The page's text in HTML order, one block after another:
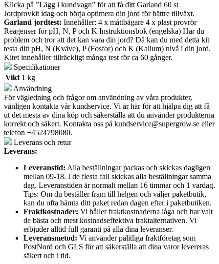
Klicka på ”Lägg i kundvagn” för att få ditt Garland 60 st
Jordprovkit idag och börja optimera din jord för bättre tillväxt.
Garland jordtest: Innehåller: 4 x måttbägare 4 x plast provrör
Reagenser för pH, N, P och K Instruktionsbok (engelska) Har du
problem och tror att det kan vara din jord? Då kan du med detta kit
testa ditt pH, N (Kväve), P (Fosfor) och K (Kalium) nivå i din jord.
Kitet innehåller tillräckligt många test för ca 60 gånger.
Specifikationer
Vikt 1 kg
Användning
För vägledning och frågor om användning av våra produkter,
vänligen kontakta vår kundservice. Vi är här för att hjälpa dig att få
ut det mesta av dina köp och säkerställa att du använder produkterna
korrekt och säkert. Kontakta oss på kundservice@supergrow.se eller
telefon +4524798080.
Leverans och retur
Leverans:
Leveranstid: Alla beställningar packas och skickas dagligen
mellan 09-18. I de flesta fall skickas alla beställningar samma
dag. Leveranstiden är normalt mellan 16 timmar och 1 vardag.
Tips: Om du beställer fram till helgen och väljer paketbutik,
kan du ofta hämta ditt paket redan dagen efter i paketbutiken.
Fraktkostnader: Vi håller fraktkostnaderna låga och har valt
de bästa och mest kostnadseffektiva fraktalternativen. Vi
erbjuder alltid full garanti på alla dina leveranser.
Leveransmetod: Vi använder pålitliga fraktföretag som
PostNord och GLS för att säkerställa att dina varor levereras
säkert och i tid.